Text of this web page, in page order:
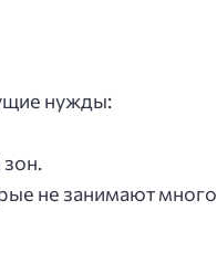
нужды:
не занимают много